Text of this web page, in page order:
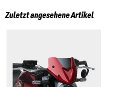
Zuletzt angesehene Artikel